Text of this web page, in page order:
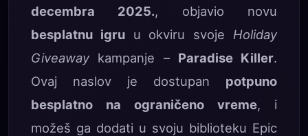
decembra 2025., objavio novu
besplatnu igruu okviru svoje Holiday
Giveawaykampanje – Paradise Killer.
Ovaj naslov je dostupan potpuno
besplatno na ograničeno vreme, i
možeš ga dodati u svoju biblioteku Epic